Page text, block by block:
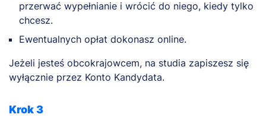
przerwać wypełnianie i wrócić do niego, kiedy tylko
chcesz.
Ewentualnych opłat dokonasz online.
Jeżeli jesteś obcokrajowcem, na studia zapiszesz się
wyłącznie przez Konto Kandydata.
Krok 3